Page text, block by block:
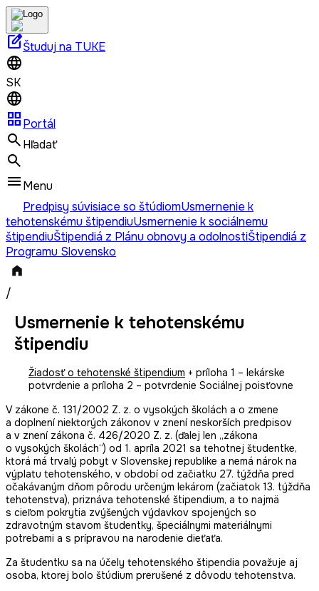
edit_squareŠtuduj na TUKE
SK
grid_viewPortál
Hľadať
Menu
Predpisy súvisiace so štúdiomUsmernenie k
tehotenskému štipendiuUsmernenie k sociálnemu
štipendiuŠtipendiá z Plánu obnovy a odolnostiŠtipendiá z
Programu Slovensko
/
Usmernenie k tehotenskému
štipendiu
Žiadosť o tehotenské štipendium + príloha 1 – lekárske
potvrdenie a príloha 2 – potvrdenie Sociálnej poisťovne
V zákone č. 131/2002 Z. z. o vysokých školách a o zmene
a doplnení niektorých zákonov v znení neskorších predpisov
a v znení zákona č. 426/2020 Z. z. (ďalej len „zákona
o vysokých školách“) od 1. apríla 2021 sa tehotnej študentke,
ktorá má trvalý pobyt v Slovenskej republike a nemá nárok na
výplatu tehotenského, v období od začiatku 27. týždňa pred
očakávaným dňom pôrodu určeným lekárom (začiatok 13. týždňa
tehotenstva), priznáva tehotenské štipendium, a to najmä
s cieľom pokrytia zvýšených výdavkov spojených so
zdravotným stavom študentky, špeciálnymi materiálnymi
potrebami a s prípravou na narodenie dieťaťa.
Za študentku sa na účely tehotenského štipendia považuje aj
osoba, ktorej bolo štúdium prerušené z dôvodu tehotenstva.